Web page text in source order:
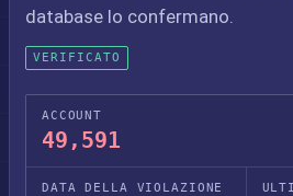
database lo confermano.
VERIFICATO
ACCOUNT
49,591
DATA DELLA VIOLAZIONE